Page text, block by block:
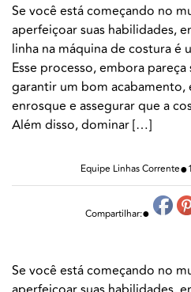
Se você está começando no
aperfeiçoar suas habilidades,
linha na máquina de costura é
Esse processo, embora
garantir um bom acabamento,
enrosque e assegurar que a
Além disso, dominar […]
Equipe Linhas Corrente●
Compartilhar:●
Se você está começando no